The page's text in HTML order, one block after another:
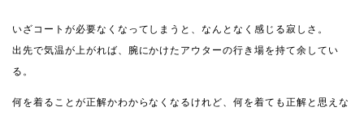
いざコートが必要なくなってしまうと、なんとなく感じる寂しさ。
出先で気温が上がれば、腕にかけたアウターの行き場を持て余してい
る。
何を着ることが正解かわからなくなるけれど、何を着ても正解と思えな